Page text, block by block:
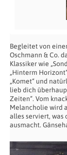
Begleitet von
Oschmann & Co.
Klassiker wie
„Hinterm
„Komet“ und
lieb dich
Zeiten“. Vom
Melancholie wird
alles serviert, was
ausmacht.